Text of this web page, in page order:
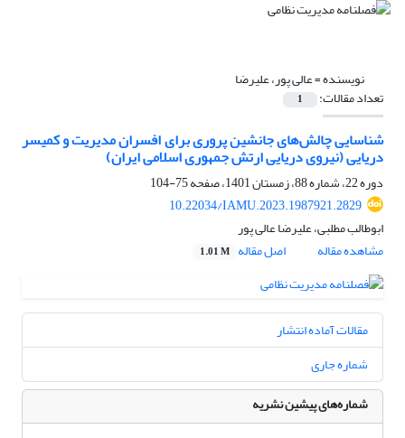
نویسنده =عالی پور، علیرضا
تعداد مقالات: 1
شناسایی چالش‌های جانشین پروری برای افسران مدیریت و کمیسر
دریایی (نیروی دریایی ارتش جمهوری اسلامی ایران)
دوره 22، شماره 88، زمستان 1401، صفحه
75-104
10.22034/IAMU.2023.1987921.2829
ابوطالب مطلبی، علیرضا عالی پور
مشاهده مقاله
اصل مقاله 1.01 M
مقالات آماده انتشار
شماره جاری
شماره‌های پیشین نشریه